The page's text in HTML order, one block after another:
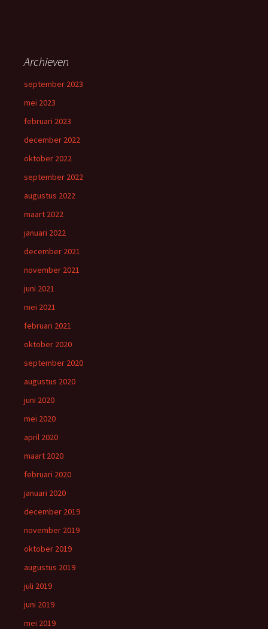
Archieven
september 2023
mei 2023
februari 2023
december 2022
oktober 2022
september 2022
augustus 2022
maart 2022
januari 2022
december 2021
november 2021
juni 2021
mei 2021
februari 2021
oktober 2020
september 2020
augustus 2020
juni 2020
mei 2020
april 2020
maart 2020
februari 2020
januari 2020
december 2019
november 2019
oktober 2019
augustus 2019
juli 2019
juni 2019
mei 2019